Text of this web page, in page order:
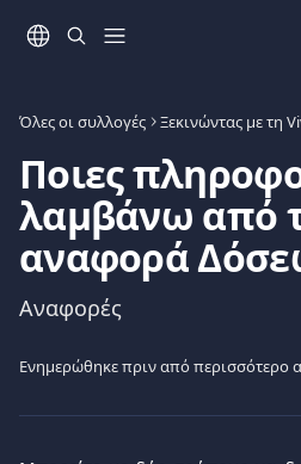
Όλες οι συλλογές Ξεκινώντας με τη
Ποιες
λαμβάνω από
αναφορά
Αναφορές
Ενημερώθηκε πριν από περισσότερο